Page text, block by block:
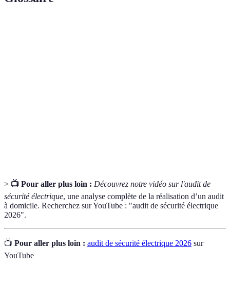
> 📺 Pour aller plus loin : Découvrez notre vidéo sur l'audit de
sécurité électrique, une analyse complète de la réalisation d’un audit
à domicile. Recherchez sur YouTube : "audit de sécurité électrique
2026".
📺 Pour aller plus loin : audit de sécurité électrique 2026 sur
YouTube